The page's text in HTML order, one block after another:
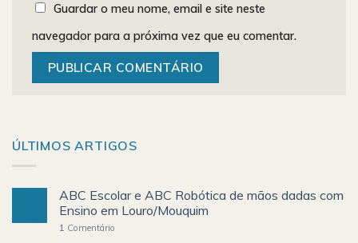
Guardar o meu nome, email e site neste
navegador para a próxima vez que eu comentar.
ÚLTIMOS ARTIGOS
ABC Escolar e ABC Robótica de mãos dadas com
Ensino em Louro/Mouquim
1 Comentário